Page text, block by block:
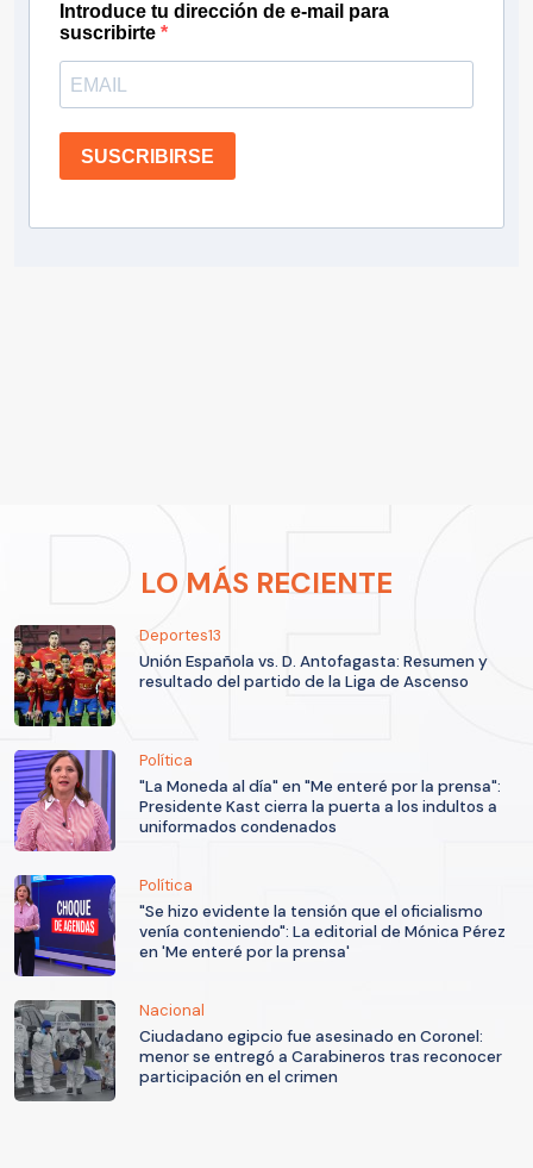
Introduce tu dirección de e-mail para
suscribirte
SUSCRIBIRSE
LO MÁS RECIENTE
Deportes13
Unión Española vs. D. Antofagasta: Resumen y
resultado del partido de la Liga de Ascenso
Política
"La Moneda al día" en "Me enteré por la prensa":
Presidente Kast cierra la puerta a los indultos a
uniformados condenados
Política
"Se hizo evidente la tensión que el oficialismo
venía conteniendo": La editorial de Mónica Pérez
en 'Me enteré por la prensa'
Nacional
Ciudadano egipcio fue asesinado en Coronel:
menor se entregó a Carabineros tras reconocer
participación en el crimen